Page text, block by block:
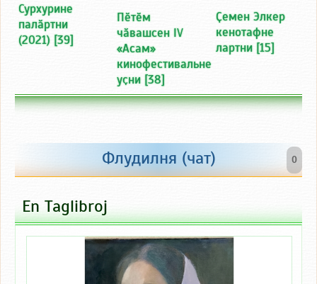
Сурхурине
палӑртни
(2021) [39]
Пӗтӗм
чӑвашсен IV
«Асам»
кинофестивальне
уҫни[38]
Ҫемен Элкер
кенотафне
лартни [15]
0
Флудилня (чат)
En Taglibroj